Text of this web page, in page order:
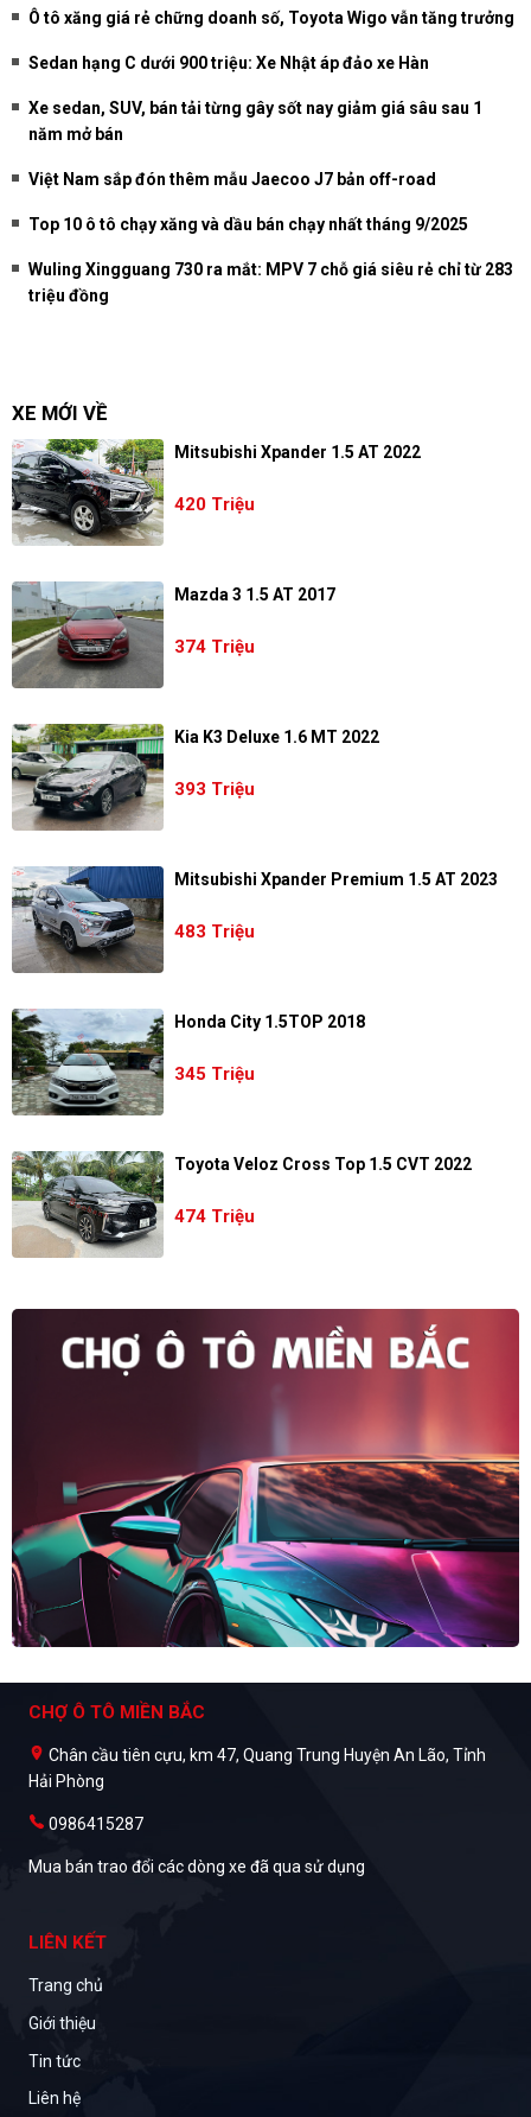
Ô tô xăng giá rẻ chững doanh số, Toyota Wigo vẫn tăng trưởng
Sedan hạng C dưới 900 triệu: Xe Nhật áp đảo xe Hàn
Xe sedan, SUV, bán tải từng gây sốt nay giảm giá sâu sau 1
năm mở bán
Việt Nam sắp đón thêm mẫu Jaecoo J7 bản off-road
Top 10 ô tô chạy xăng và dầu bán chạy nhất tháng 9/2025
Wuling Xingguang 730 ra mắt: MPV 7 chỗ giá siêu rẻ chỉ từ 283
triệu đồng
XE MỚI VỀ
Mitsubishi Xpander 1.5 AT 2022
420 Triệu
Mazda 3 1.5 AT 2017
374 Triệu
Kia K3 Deluxe 1.6 MT 2022
393 Triệu
Mitsubishi Xpander Premium 1.5 AT 2023
483 Triệu
Honda City 1.5TOP 2018
345 Triệu
Toyota Veloz Cross Top 1.5 CVT 2022
474 Triệu
CHỢ Ô TÔ MIỀN BẮC
Chân cầu tiên cựu, km 47, Quang Trung Huyện An Lão, Tỉnh
Hải Phòng
0986415287
Mua bán trao đổi các dòng xe đã qua sử dụng
LIÊN KẾT
Trang chủ
Giới thiệu
Tin tức
Liên hệ